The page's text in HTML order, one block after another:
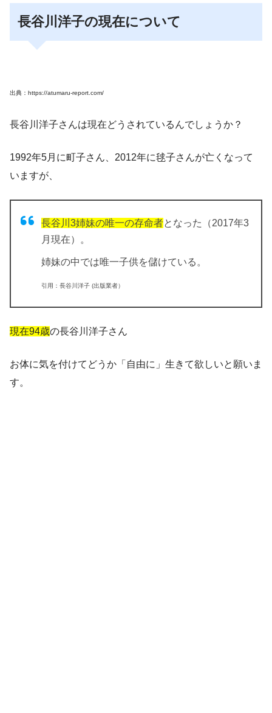
長谷川洋子の現在について
出典：https://atumaru-report.com/
長谷川洋子さんは現在どうされているんでしょうか？
1992年5月に町子さん、2012年に毬子さんが亡くなって
いますが、
長谷川3姉妹の唯一の存命者となった（2017年3
月現在）。
姉妹の中では唯一子供を儲けている。
引用：長谷川洋子 (出版業者）
現在94歳の長谷川洋子さん
お体に気を付けてどうか「自由に」生きて欲しいと願いま
す。